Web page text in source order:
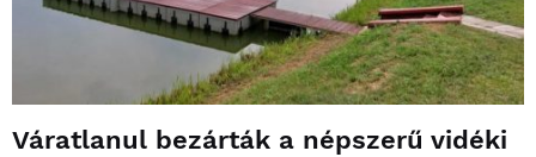
Váratlanul bezárták a népszerű vidéki